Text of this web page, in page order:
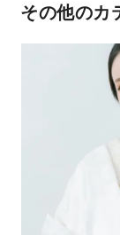
その他のカ